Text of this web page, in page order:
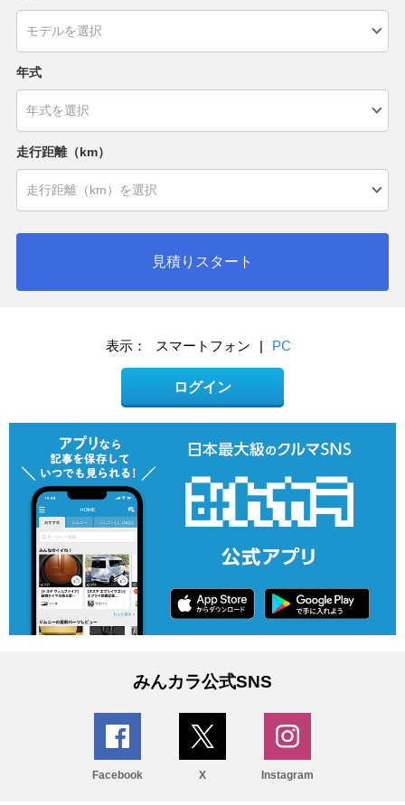
年式
走行距離（km）
見積りスタート
表示： スマートフォン | PC
ログイン
みんカラ公式SNS
Facebook X Instagram